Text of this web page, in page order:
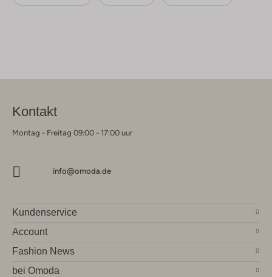
Kontakt
Montag - Freitag 09:00 - 17:00 uur
info@omoda.de
Kundenservice
Account
Fashion News
bei Omoda